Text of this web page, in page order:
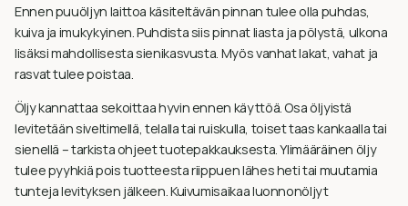
Ennen puuöljyn laittoa käsiteltävän pinnan tulee olla puhdas,
kuiva ja imukykyinen. Puhdista siis pinnat liasta ja pölystä, ulkona
lisäksi mahdollisesta sienikasvusta. Myös vanhat lakat, vahat ja
rasvat tulee poistaa.
Öljy kannattaa sekoittaa hyvin ennen käyttöä. Osa öljyistä
levitetään siveltimellä, telalla tai ruiskulla, toiset taas kankaalla tai
sienellä – tarkista ohjeet tuotepakkauksesta. Ylimääräinen öljy
tulee pyyhkiä pois tuotteesta riippuen lähes heti tai muutamia
tunteja levityksen jälkeen. Kuivumisaikaa luonnonöljyt